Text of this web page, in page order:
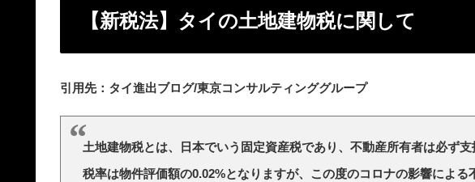
【新税法】タイの土地建物税に関して
引用先：タイ進出ブログ/東京コンサルティンググループ
土地建物税とは、日本でいう固定資産税であり、不動産所有者は必ず支
税率は物件評価額の0.02%となりますが、この度のコロナの影響による